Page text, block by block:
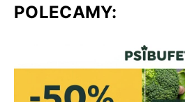
POLECAMY: